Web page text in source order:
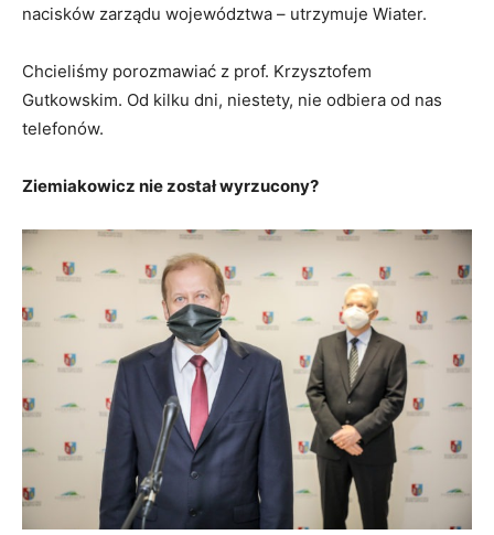
nacisków zarządu województwa – utrzymuje Wiater.
Chcieliśmy porozmawiać z prof. Krzysztofem
Gutkowskim. Od kilku dni, niestety, nie odbiera od nas
telefonów.
Ziemiakowicz nie został wyrzucony?